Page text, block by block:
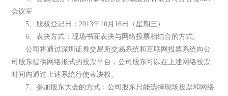
会议室
5、股权登记日：2013年10月16日（星期三）
6、表决方式：现场书面表决与网络投票相结合的方式。
公司将通过深圳证券交易所交易系统和互联网投票系统向公
司股东提供网络形式的投票平台，公司股东可以在上述网络投票
时间内通过上述系统行使表决权。
7、参加股东大会的方式：公司股东只能选择现场投票和网络